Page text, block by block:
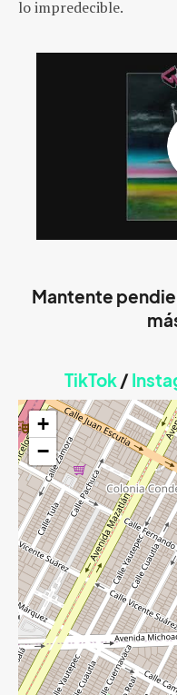
lo impredecible.
Mantente
TikTok/
+
−